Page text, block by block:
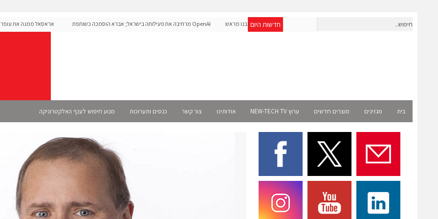
חדשות היום
חברת IAIG גייסה 6 מיליון דולר להקמת חברות תוכנה שנבנו מראש
OpenAI מרחיבה את פעילותה בישראל; אברא הוסמכה כשותפת
אראסאל ממנה את עופר
בית מגזינים מוצרים חדשים ערוץ NEW-TECH TV אודותינו צור קשר כנסים ותערוכות מנוע חיפוש לענף האלקטרוניקה